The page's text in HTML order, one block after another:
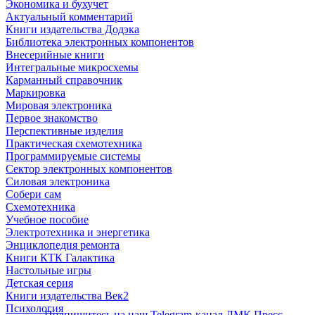
Экономика и бухучет
Актуальный комментарий
Книги издательства Додэка
Библиотека электронных компонентов
Внесерийные книги
Интегральные микросхемы
Карманный справочник
Маркировка
Мировая электроника
Первое знакомство
Перспективные изделия
Практическая схемотехника
Программируемые системы
Сектор электронных компонентов
Силовая электроника
Собери сам
Схемотехника
Учебное пособие
Электротехника и энергетика
Энциклопедия ремонта
Книги КТК Галактика
Настольные игры
Детская серия
Книги издательства Век2
Психология